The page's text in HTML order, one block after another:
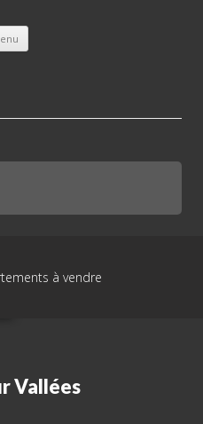
Aller au contenu principal
à vendre
Vallées